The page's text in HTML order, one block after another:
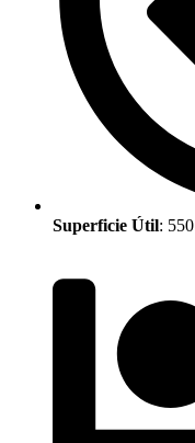
Superficie Útil: 550